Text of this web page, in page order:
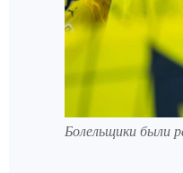
Болельщики были